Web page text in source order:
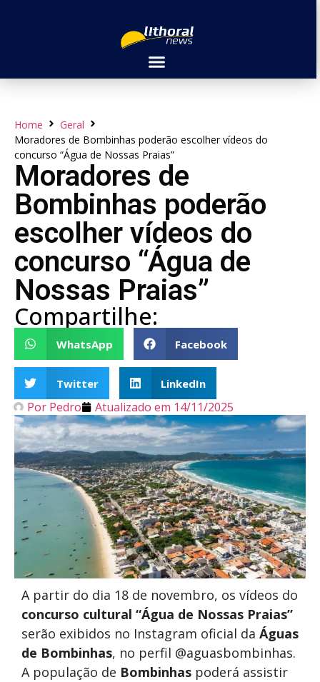
Home
Geral
Moradores de Bombinhas poderão escolher vídeos do
concurso “Água de Nossas Praias”
Moradores de
Bombinhas poderão
escolher vídeos do
concurso “Água de
Nossas Praias”
Compartilhe:
WhatsApp Facebook
Twitter LinkedIn
Por Pedro Atualizado em 14/11/2025
A partir do dia 18 de novembro, os vídeos do
concurso cultural “Água de Nossas Praias”
serão exibidos no Instagram oficial da Águas
de Bombinhas, no perfil @aguasbombinhas.
A população de Bombinhas poderá assistir